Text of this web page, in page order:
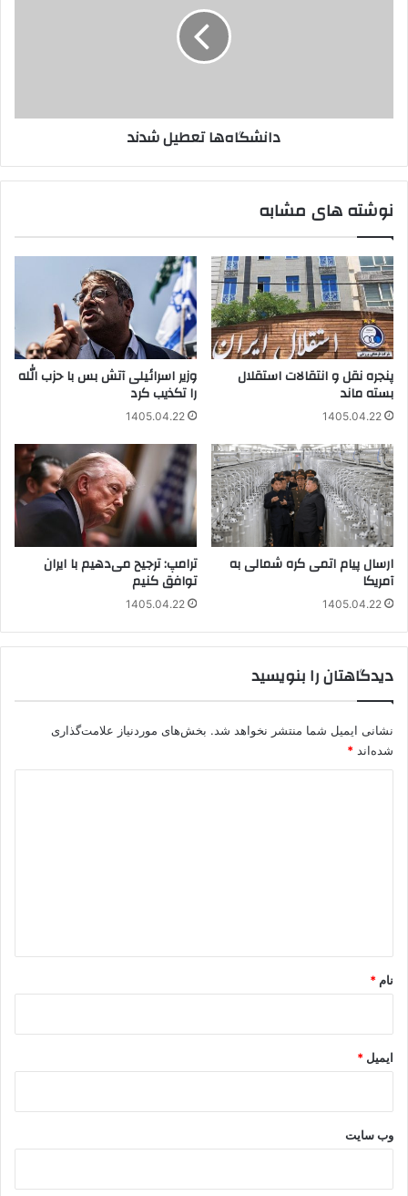
دانشگاه‌ها تعطیل شدند
نوشته های مشابه
پنجره‌ نقل و انتقالات استقلال
بسته ماند
1405.04.22
وزیر اسرائیلی آتش بس با حزب الله
را تکذیب کرد
1405.04.22
ارسال پیام اتمی کره شمالی به
آمریکا
1405.04.22
ترامپ: ترجیح می‌دهیم با ایران
توافق کنیم
1405.04.22
دیدگاهتان را بنویسید
نشانی ایمیل شما منتشر نخواهد شد. بخش‌های موردنیاز علامت‌گذاری
شده‌اند *
نام *
ایمیل *
وب‌ سایت